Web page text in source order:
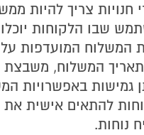
חנויות צריך להיות
שבו הלקוחות
המשלוח המועדפות
המשלוח, משבצת
גמישות באפשרויות
להתאים אישית את
נוחות.